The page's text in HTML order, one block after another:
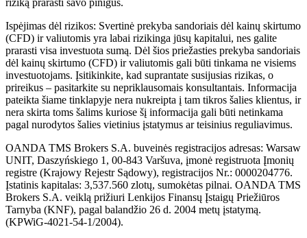
Ispėjimas dėl rizikos: Svertinė prekyba sandoriais dėl kainų skirtumo
(CFD) ir valiutomis yra labai rizikinga jūsų kapitalui, nes galite
prarasti visa investuota sumą. Dėl šios priežasties prekyba sandoriais
dėl kainų skirtumo (CFD) ir valiutomis gali būti tinkama ne visiems
investuotojams. Įsitikinkite, kad suprantate susijusias rizikas, o
prireikus – pasitarkite su nepriklausomais konsultantais. Informacija
pateikta šiame tinklapyje nera nukreipta į tam tikros šalies klientus, ir
nera skirta toms šalims kuriose šį informacija gali būti netinkama
pagal nurodytos šalies vietinius įstatymus ar teisinius reguliavimus.
OANDA TMS Brokers S.A. buveinės registracijos adresas: Warsaw
UNIT, Daszyńskiego 1, 00-843 Varšuva, įmonė registruota Įmonių
registre (Krajowy Rejestr Sądowy), registracijos Nr.: 0000204776.
Įstatinis kapitalas: 3,537.560 zlotų, sumokėtas pilnai. OANDA TMS
Brokers S.A. veiklą prižiuri Lenkijos Finansų Įstaigų Priežiūros
Tarnyba (KNF), pagal balandžio 26 d. 2004 metų įstatymą.
(KPWiG-4021-54-1/2004).